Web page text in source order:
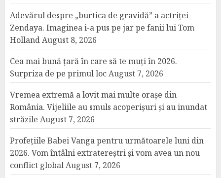
Adevărul despre „burtica de gravidă” a actriței
Zendaya. Imaginea i-a pus pe jar pe fanii lui Tom
HollandAugust 8, 2026
Cea mai bună țară în care să te muți în 2026.
Surpriza de pe primul locAugust 7, 2026
Vremea extremă a lovit mai multe orașe din
România. Vijeliile au smuls acoperișuri și au inundat
străzile August 7, 2026
Profețiile Babei Vanga pentru următoarele luni din
2026. Vom întâlni extratereștri și vom avea un nou
conflict globalAugust 7, 2026